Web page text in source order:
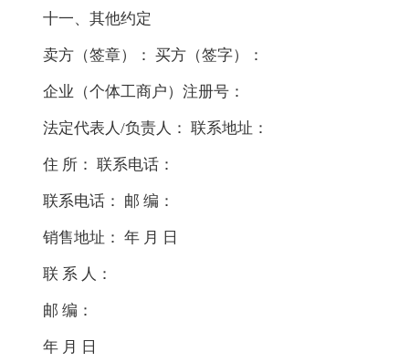
十一、其他约定
卖方（签章）： 买方（签字）：
企业（个体工商户）注册号：
法定代表人/负责人： 联系地址：
住 所： 联系电话：
联系电话： 邮 编：
销售地址： 年 月 日
联 系 人：
邮 编：
年 月 日